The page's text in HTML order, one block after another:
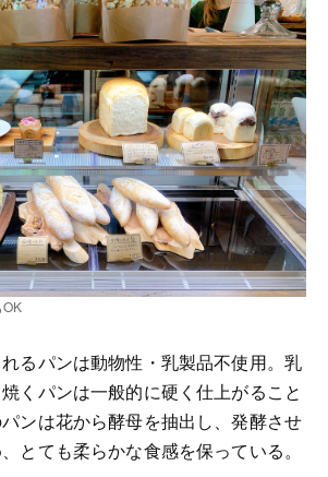
るパンは動物性・乳製品不使用。乳
くパンは一般的に硬く仕上がること
ンは花から酵母を抽出し、発酵させ
とても柔らかな食感を保っている。